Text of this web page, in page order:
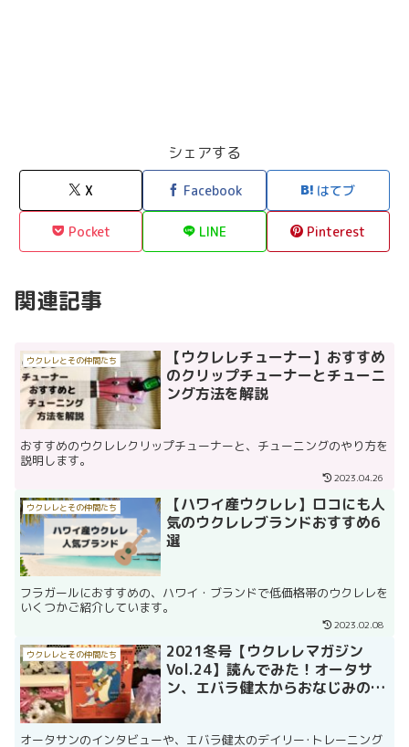
シェアする
X Facebook はてブ
Pocket LINE Pinterest
関連記事
ウクレレとその仲間たち
【ウクレレチューナー】おすすめ
のクリップチューナーとチューニ
ング方法を解説
おすすめのウクレレクリップチューナーと、チューニングのやり方を
説明します。
2023.04.26
ウクレレとその仲間たち
【ハワイ産ウクレレ】ロコにも人
気のウクレレブランドおすすめ6
選
フラガールにおすすめの、ハワイ・ブランドで低価格帯のウクレレを
いくつかご紹介しています。
2023.02.08
ウクレレとその仲間たち
2021冬号【ウクレレマガジン
Vol.24】読んでみた！オータサ
ン、エバラ健太からおなじみの名
オータサンのインタビューや、エバラ健太のデイリー･トレーニング